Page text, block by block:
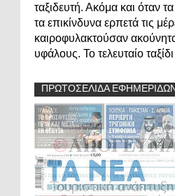
ταξιδευτή. Ακόμα και όταν
τα επικίνδυνα ερπετά τις
καιροφυλακτούσαν
υφάλους. Το τελευταίο
ΠΡΩΤΟΣΕΛΙΔΑ